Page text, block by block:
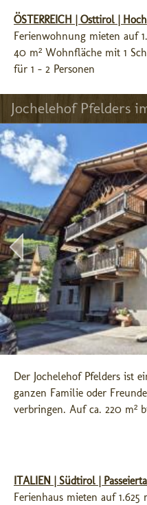
ÖSTERREICH | Osttirol |
Ferienwohnung mieten auf
40 m² Wohnfläche mit 1
für 1 - 2 Personen
Jochelehof Pfelders
Der Jochelehof Pfelders ist
ganzen Familie oder
verbringen. Auf ca. 220 m²
ITALIEN | Südtirol |
Ferienhaus mieten auf 1.625